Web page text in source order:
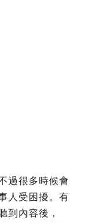
過很多時候會
人受困擾。有
到內容後，